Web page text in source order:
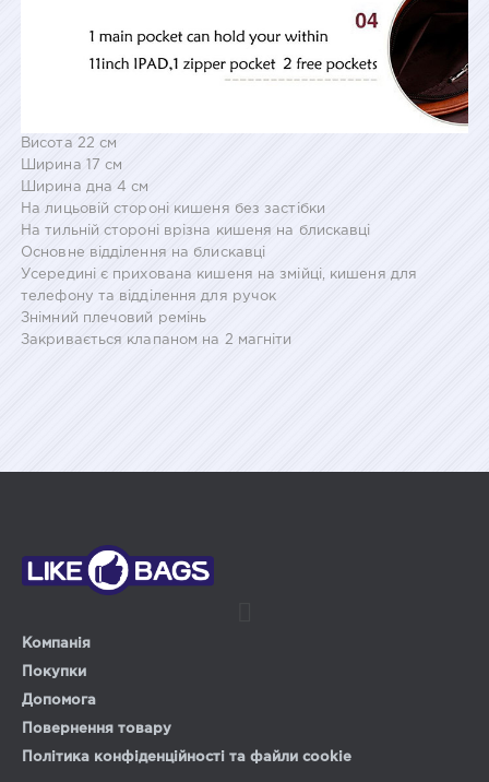
Висота 22 см
Ширина 17 см
Ширина дна 4 см
На лицьовій стороні кишеня без застібки
На тильній стороні врізна кишеня на блискавці
Основне відділення на блискавці
Усередині є прихована кишеня на змійці, кишеня для
телефону та відділення для ручок
Знімний плечовий ремінь
Закривається клапаном на 2 магніти
Компанія
Покупки
Допомога
Повернення товару
Політика конфіденційності та файли cookie